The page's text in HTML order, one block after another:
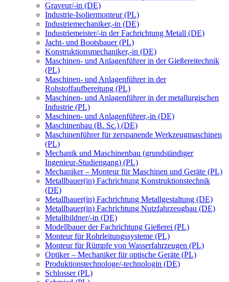
Graveur/-in (DE)
Industrie-Isoliermonteur (PL)
Industriemechaniker,-in (DE)
Industriemeister/-in der Fachrichtung Metall (DE)
Jacht- und Bootsbauer (PL)
Konstruktionsmechaniker,-in (DE)
Maschinen- und Anlagenführer in der Gießereitechnik
(PL)
Maschinen- und Anlagenführer in der
Rohstoffaufbereitung (PL)
Maschinen- und Anlagenführer in der metallurgischen
Industrie (PL)
Maschinen- und Anlagenführer,-in (DE)
Maschinenbau (B. Sc.) (DE)
Maschinenführer für zerspanende Werkzeugmaschinen
(PL)
Mechanik und Maschinenbau (grundständiger
Ingenieur-Studiengang) (PL)
Mechaniker – Monteur für Maschinen und Geräte (PL)
Metallbauer(in) Fachrichtung Konstruktionstechnik
(DE)
Metallbauer(in) Fachrichtung Metallgestaltung (DE)
Metallbauer(in) Fachrichtung Nutzfahrzeugbau (DE)
Metallbildner/-in (DE)
Modellbauer der Fachrichtung Gießerei (PL)
Monteur für Rohrleitungssysteme (PL)
Monteur für Rümpfe von Wasserfahrzeugen (PL)
Optiker – Mechaniker für optische Geräte (PL)
Produktionstechnologe/-technologin (DE)
Schlosser (PL)